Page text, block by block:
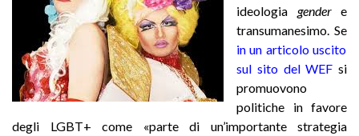
ideologia gendere
transumanesimo. Se
in un articolo uscito
sul sito del WEF si
promuovono
politiche in favore
degli LGBT+ come «parte di un’importante strategia